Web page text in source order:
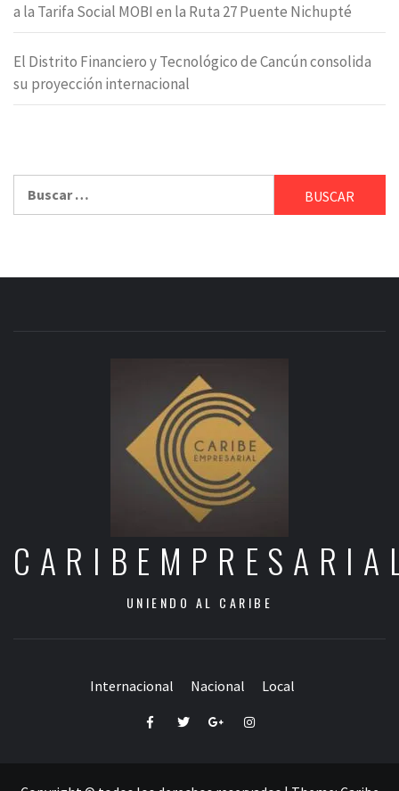
a la Tarifa Social MOBI en la Ruta 27 Puente Nichupté
El Distrito Financiero y Tecnológico de Cancún consolida
su proyección internacional
UNIENDO AL CARIBE
Internacional Nacional Local
FacebookTwitterGoogle+Instagram